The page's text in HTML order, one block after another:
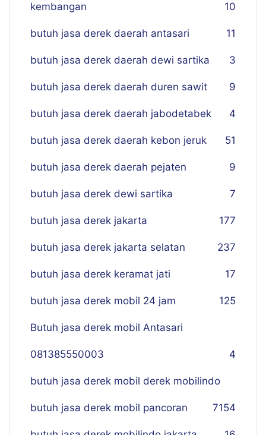
kembangan 10
butuh jasa derek daerah antasari 11
butuh jasa derek daerah dewi sartika 3
butuh jasa derek daerah duren sawit 9
butuh jasa derek daerah jabodetabek 4
butuh jasa derek daerah kebon jeruk 51
butuh jasa derek daerah pejaten 9
butuh jasa derek dewi sartika 7
butuh jasa derek jakarta 177
butuh jasa derek jakarta selatan 237
butuh jasa derek keramat jati 17
butuh jasa derek mobil 24 jam 125
Butuh jasa derek mobil Antasari
081385550003 4
butuh jasa derek mobil derek mobilindo
154
butuh jasa derek mobil pancoran 7